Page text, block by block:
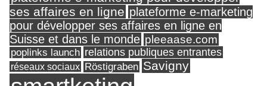
ses affaires en ligne plateforme e-marketing
pour développer ses affaires en ligne en
Suisse et dans le monde pleeaase.com
poplinks launch relations publiques entrantes
réseaux sociaux Röstigraben Savigny